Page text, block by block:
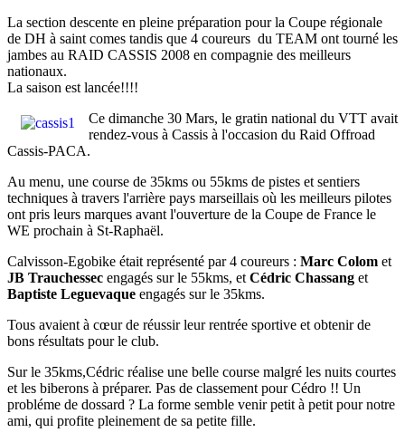
La section descente en pleine préparation pour la Coupe régionale
de DH à saint comes tandis que 4 coureurs du TEAM ont tourné les
jambes au RAID CASSIS 2008 en compagnie des meilleurs
nationaux.
La saison est lancée!!!!
Ce dimanche 30 Mars, le gratin national du VTT avait
rendez-vous à Cassis à l'occasion du Raid Offroad
Cassis-PACA.
Au menu, une course de 35kms ou 55kms de pistes et sentiers
techniques à travers l'arrière pays marseillais où les meilleurs pilotes
ont pris leurs marques avant l'ouverture de la Coupe de France le
WE prochain à St-Raphaël.
Calvisson-Egobike était représenté par 4 coureurs : Marc Colom et
JB Trauchessec engagés sur le 55kms, et Cédric Chassang et
Baptiste Leguevaque engagés sur le 35kms.
Tous avaient à cœur de réussir leur rentrée sportive et obtenir de
bons résultats pour le club.
Sur le 35kms,Cédric réalise une belle course malgré les nuits courtes
et les biberons à préparer. Pas de classement pour Cédro !! Un
probléme de dossard ? La forme semble venir petit à petit pour notre
ami, qui profite pleinement de sa petite fille.